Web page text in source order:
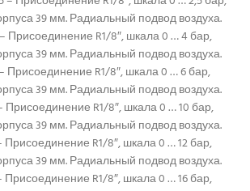
39 мм. Радиальный подвод воздуха.
Присоединение R1/8″, шкала 0 … 4 бар,
39 мм. Радиальный подвод воздуха.
Присоединение R1/8″, шкала 0 … 6 бар,
39 мм. Радиальный подвод воздуха.
R1/8″, шкала 0 … 10 бар,
39 мм. Радиальный подвод воздуха.
R1/8″, шкала 0 … 12 бар,
39 мм. Радиальный подвод воздуха.
R1/8″, шкала 0 … 16 бар,